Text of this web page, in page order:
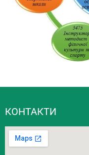
КОНТАКТИ